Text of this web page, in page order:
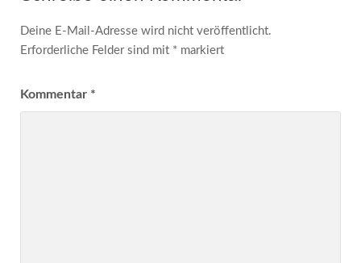
Deine E-Mail-Adresse wird nicht veröffentlicht.
Erforderliche Felder sind mit *markiert
Kommentar *